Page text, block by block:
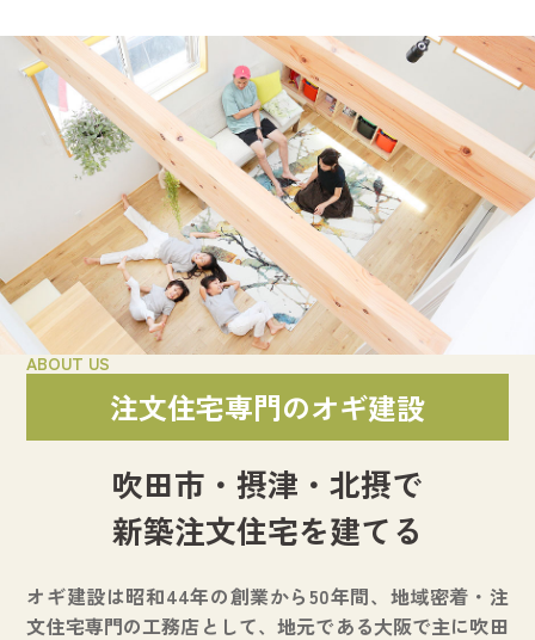
ABOUT US
注文住宅専門のオギ建設
吹田市・摂津・北摂で
新築注文住宅を建てる
オギ建設は昭和44年の創業から50年間、地域密着・注
文住宅専門の工務店として、地元である大阪で主に吹田